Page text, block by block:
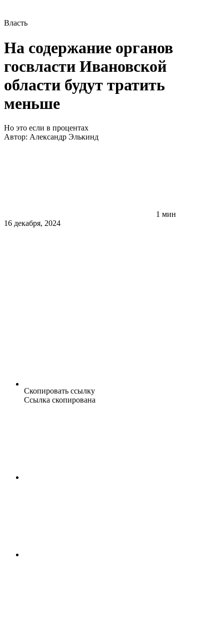
Власть
На содержание органов
госвласти Ивановской
области будут тратить
меньше
Но это если в процентах
Автор: Александр Элькинд
1 мин
16 декабря, 2024
Скопировать ссылку
Ссылка скопирована